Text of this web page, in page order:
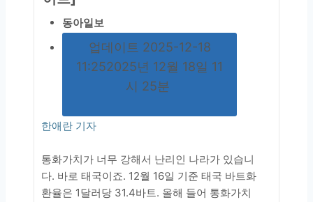
동아일보
업데이트 2025-12-18
11:252025년 12월 18일 11
시 25분
한애란 기자
통화가치가 너무 강해서 난리인 나라가 있습니
다. 바로 태국이죠. 12월 16일 기준 태국 바트화
환율은 1달러당 31.4바트. 올해 들어 통화가치